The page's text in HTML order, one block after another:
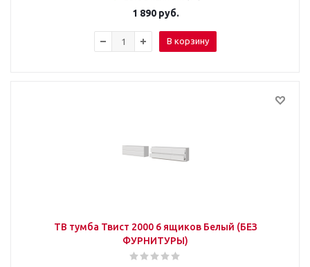
1 890руб.
В корзину
ТВ тумба Твист 2000 6 ящиков Белый (БЕЗ
ФУРНИТУРЫ)